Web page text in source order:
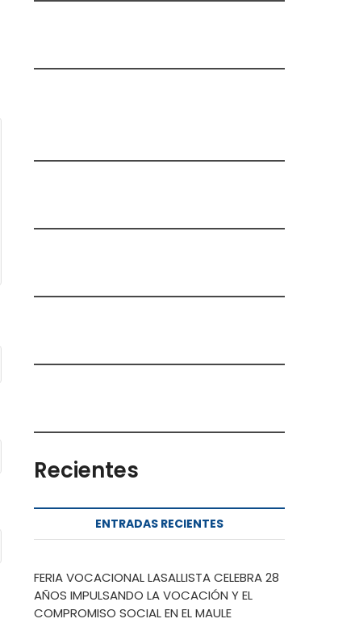
Recientes
ENTRADAS RECIENTES
FERIA VOCACIONAL LASALLISTA CELEBRA 28
AÑOS IMPULSANDO LA VOCACIÓN Y EL
COMPROMISO SOCIAL EN EL MAULE